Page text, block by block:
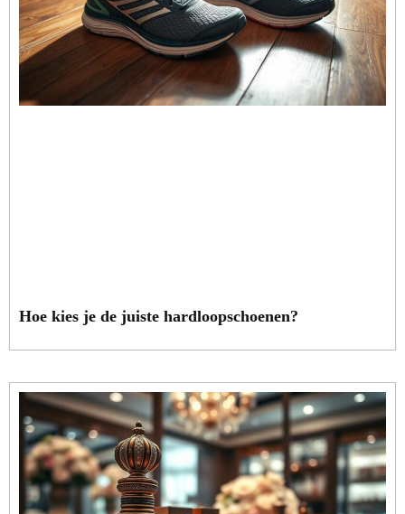
Hoe kies je de juiste hardloopschoenen?